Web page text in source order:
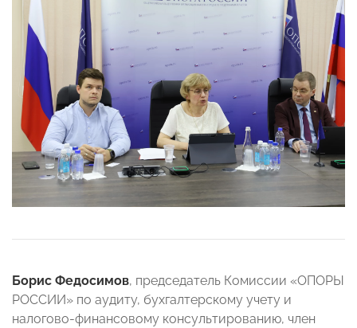
Борис Федосимов, председатель Комиссии «ОПОРЫ
РОССИИ» по аудиту, бухгалтерскому учету и
налогово-финансовому консультированию, член